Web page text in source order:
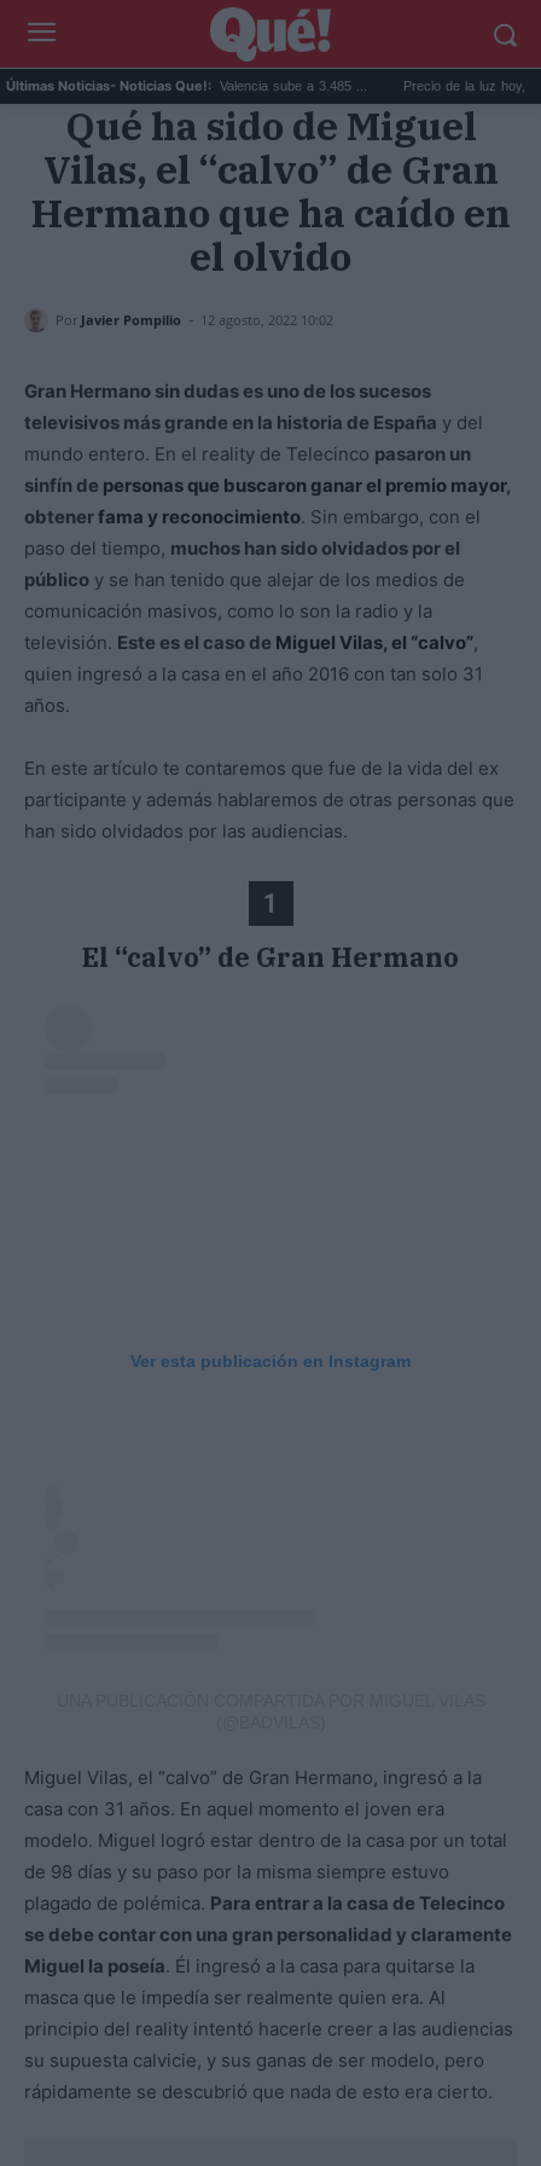
Últimas Noticias- Noticias Que!:
El precio de la vivienda en Valencia sube a 3.485 ... Precio de la luz hoy, jueves
Qué ha sido de Miguel
Vilas, el “calvo” de Gran
Hermano que ha caído en
el olvido
Por Javier Pompilio - 12 agosto, 2022 10:02
Gran Hermano sin dudas es uno de los sucesos
televisivos más grande en la historia de España y del
mundo entero. En el reality de Telecinco pasaron un
sinfín de personas que buscaron ganar el premio mayor,
obtenerfama y reconocimiento. Sin embargo, con el
paso del tiempo, muchos han sido olvidados por el
público y se han tenido que alejar de los medios de
comunicación masivos, como lo son la radio y la
televisión. Este es el caso de Miguel Vilas, el “calvo”,
quien ingresó a la casa en el año 2016 con tan solo 31
años.
En este artículo te contaremos que fue de la vida del ex
participante y además hablaremos de otras personas que
han sido olvidados por las audiencias.
1
El “calvo” de Gran Hermano
Ver esta publicación en Instagram
Miguel Vilas, el “calvo” de Gran Hermano, ingresó a la
casa con 31 años. En aquel momento el joven era
modelo. Miguel logró estar dentro de la casa por un total
de 98 días y su paso por la misma siempre estuvo
plagado de polémica. Para entrar a la casa de Telecinco
se debe contar con una gran personalidad y claramente
Miguel la poseía. Él ingresó a la casa para quitarse la
masca que le impedía ser realmente quien era. Al
principio del reality intentó hacerle creer a las audiencias
su supuesta calvicie, y sus ganas de ser modelo, pero
rápidamente se descubrió que nada de esto era cierto.